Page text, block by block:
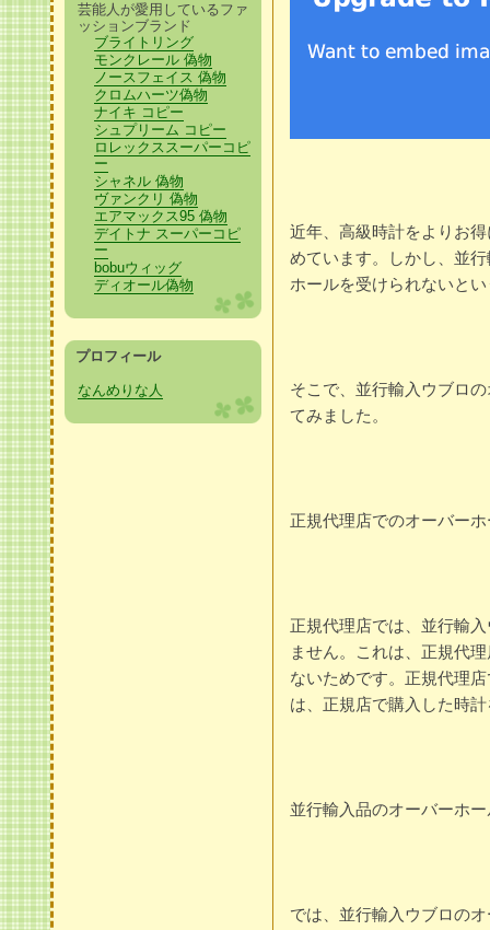
近年、高級時計をよりお
めています。しかし、並
ホールを受けられないと
そこで、並行輸入ウブロ
てみました。
正規代理店でのオーバー
正規代理店では、並行輸
ません。これは、正規代
ないためです。正規代理
は、正規店で購入した時
並行輸入品のオーバーホー
では、並行輸入ウブロの
芸能人が愛用しているファ
ッションブランド
ブライトリング
モンクレール 偽物
ノースフェイス 偽物
クロムハーツ偽物
ナイキ コピー
シュプリーム コピー
ロレックススーパーコピ
ー
シャネル 偽物
ヴァンクリ 偽物
エアマックス95 偽物
デイトナ スーパーコピ
ー
bobuウィッグ
ディオール偽物
プロフィール
なんめりな人